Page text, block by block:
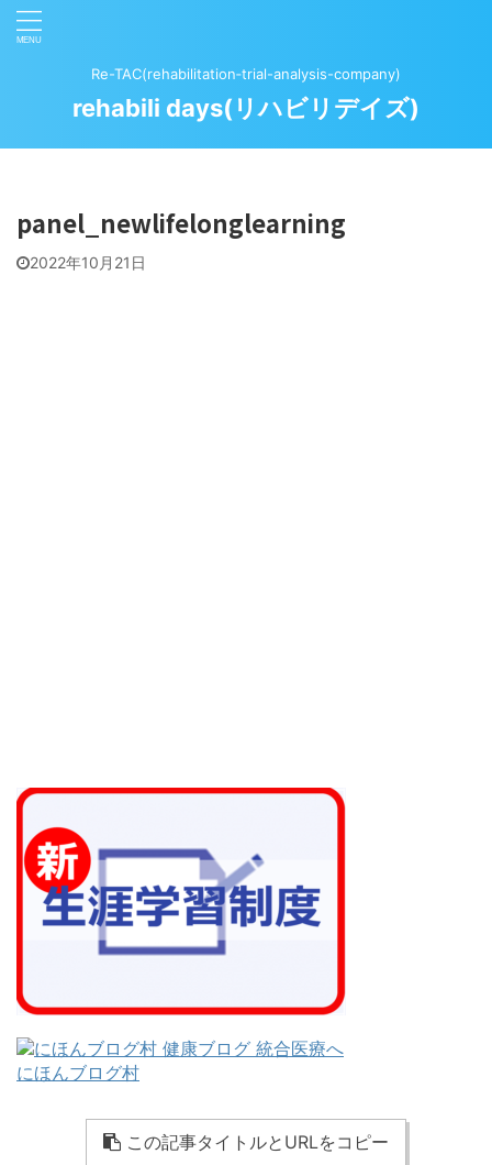
Re-TAC(rehabilitation‐trial-analysis-company)
rehabili days(リハビリデイズ)
panel_newlifelonglearning
2022年10月21日
にほんブログ村
この記事タイトルとURLをコピー